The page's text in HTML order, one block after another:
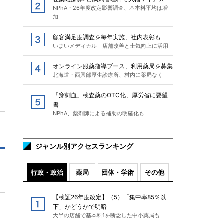
NPhA・26年度改定影響調査、基本料平均は増
加
顧客満足度調査を毎年実施、社内表彰も
いまいメディカル 店舗改善と士気向上に活用
オンライン服薬指導ブース、利用薬局を募集
北海道・西興部厚生診療所、村内に薬局なく
「穿刺血」検査薬のOTC化、厚労省に要望
書
NPhA、薬剤師による補助の明確化も
ジャンル別アクセスランキング
行政・政治 薬局 団体・学術 その他
【検証26年度改定】（5）「集中率85％以
下」かどうかで明暗
大半の店舗で基本料1を断念した中小薬局も